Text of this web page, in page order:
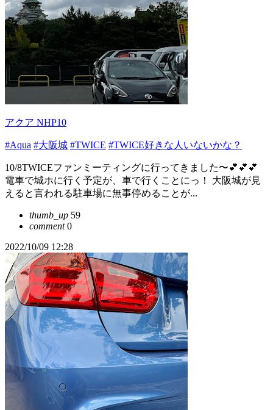
アクア NHP10
#Aqua #大阪城 #TWICE #TWICE好きな人いないかな？
10/8TWICEファンミーティングに行ってきました〜💕💕💕
電車で城ホに行く予定が、車で行くことにっ！ 大阪城が見
えると言われる駐車場に無事停めることが...
thumb_up 59
comment0
2022/10/09 12:28